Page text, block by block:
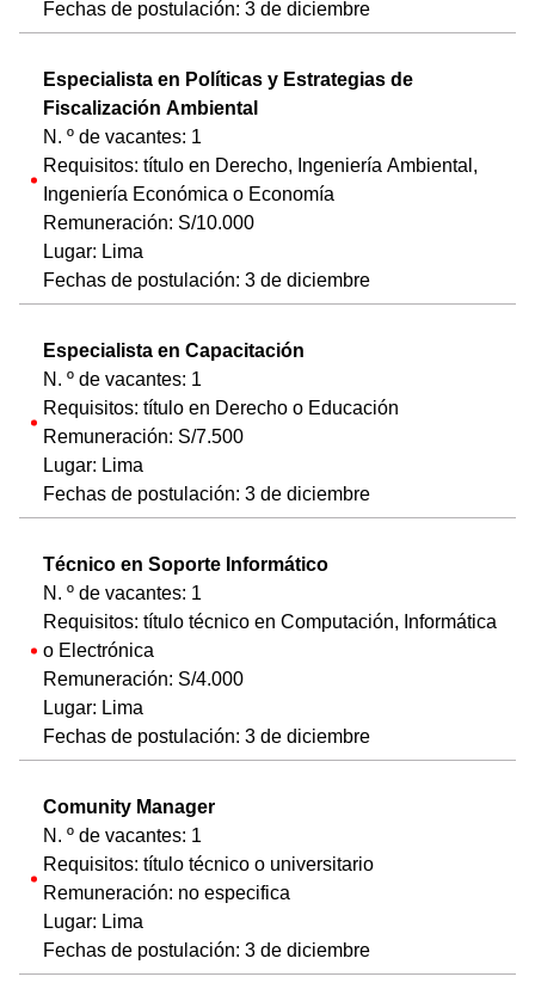
Fechas de postulación: 3 de diciembre
Especialista en Políticas y Estrategias de
Fiscalización Ambiental
N. º de vacantes: 1
Requisitos: título en Derecho, Ingeniería Ambiental,
Ingeniería Económica o Economía
Remuneración: S/10.000
Lugar: Lima
Fechas de postulación: 3 de diciembre
Especialista en Capacitación
N. º de vacantes: 1
Requisitos: título en Derecho o Educación
Remuneración: S/7.500
Lugar: Lima
Fechas de postulación: 3 de diciembre
Técnico en Soporte Informático
N. º de vacantes: 1
Requisitos: título técnico en Computación, Informática
o Electrónica
Remuneración: S/4.000
Lugar: Lima
Fechas de postulación: 3 de diciembre
Comunity Manager
N. º de vacantes: 1
Requisitos: título técnico o universitario
Remuneración: no especifica
Lugar: Lima
Fechas de postulación: 3 de diciembre